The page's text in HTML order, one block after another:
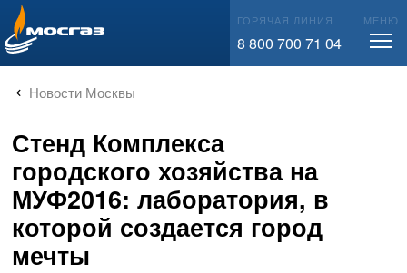
info@mos-gaz.ru ГОРЯЧАЯ ЛИНИЯ
8 800 700 71 04
МЕНЮ
Новости Москвы
Стенд Комплекса
городского хозяйства на
МУФ2016: лаборатория, в
которой создается город
мечты